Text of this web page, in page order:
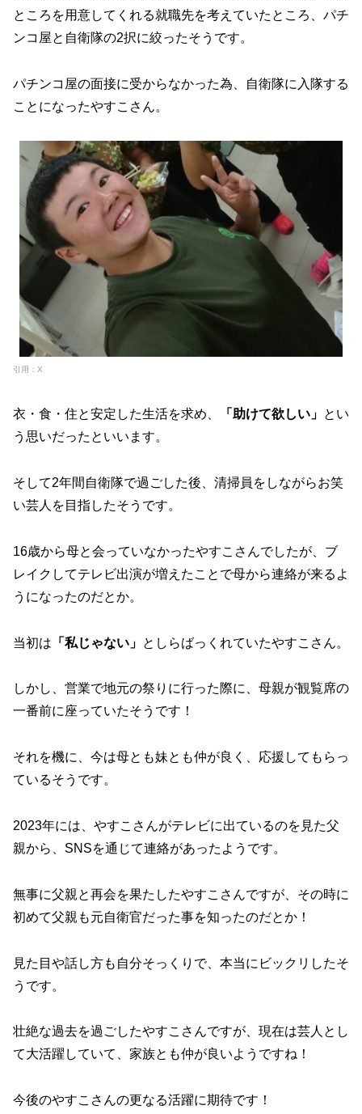
ところを用意してくれる就職先を考えていたところ、パチ
ンコ屋と自衛隊の2択に絞ったそうです。
パチンコ屋の面接に受からなかった為、自衛隊に入隊する
ことになったやすこさん。
引用：X
衣・食・住と安定した生活を求め、 「助けて欲しい」 とい
う思いだったといいます。
そして2年間自衛隊で過ごした後、清掃員をしながらお笑
い芸人を目指したそうです。
16歳から母と会っていなかったやすこさんでしたが、ブ
レイクしてテレビ出演が増えたことで母から連絡が来るよ
うになったのだとか。
当初は 「私じゃない」 としらばっくれていたやすこさん。
しかし、営業で地元の祭りに行った際に、母親が観覧席の
一番前に座っていたそうです！
それを機に、今は母とも妹とも仲が良く、応援してもらっ
ているそうです。
2023年には、やすこさんがテレビに出ているのを見た父
親から、SNSを通じて連絡があったようです。
無事に父親と再会を果たしたやすこさんですが、その時に
初めて父親も元自衛官だった事を知ったのだとか！
見た目や話し方も自分そっくりで、本当にビックリしたそ
うです。
壮絶な過去を過ごしたやすこさんですが、現在は芸人とし
て大活躍していて、家族とも仲が良いようですね！
今後のやすこさんの更なる活躍に期待です！